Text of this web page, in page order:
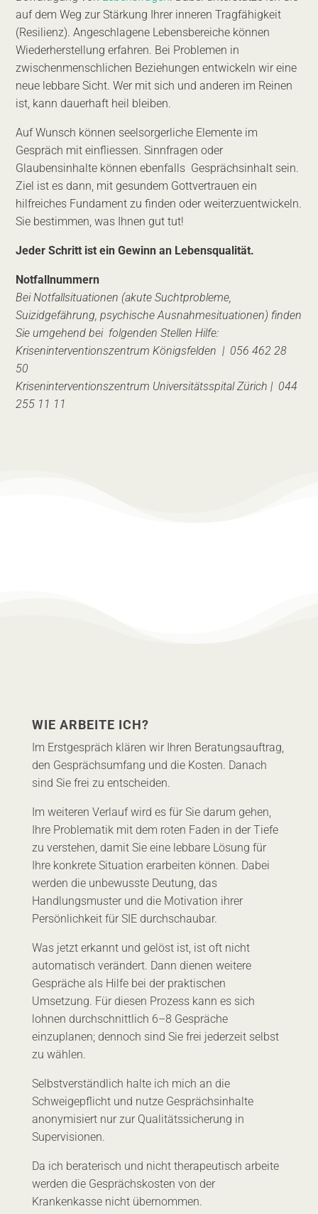
auf dem Weg zur Stärkung Ihrer inneren Tragfähigkeit
(Resilienz). Angeschlagene Lebensbereiche können
Wiederherstellung erfahren. Bei Problemen in
zwischenmenschlichen Beziehungen entwickeln wir eine
neue lebbare Sicht. Wer mit sich und anderen im Reinen
ist, kann dauerhaft heil bleiben.
Auf Wunsch können seelsorgerliche Elemente im
Gespräch mit einfliessen. Sinnfragen oder
Glaubensinhalte können ebenfalls Gesprächsinhalt sein.
Ziel ist es dann, mit gesundem Gottvertrauen ein
hilfreiches Fundament zu finden oder weiterzuentwickeln.
Sie bestimmen, was Ihnen gut tut!
Jeder Schritt ist ein Gewinn an Lebensqualität.
Notfallnummern
Bei Notfallsituationen (akute Suchtprobleme,
Suizidgefährung, psychische Ausnahmesituationen) finden
Sie umgehend bei folgenden Stellen Hilfe:
Kriseninterventionszentrum Königsfelden | 056 462 28
50
Kriseninterventionszentrum Universitätsspital Zürich | 044
255 11 11
WIE ARBEITE ICH?
Im Erstgespräch klären wir Ihren Beratungsauftrag,
den Gesprächsumfang und die Kosten. Danach
sind Sie frei zu entscheiden.
Im weiteren Verlauf wird es für Sie darum gehen,
Ihre Problematik mit dem roten Faden in der Tiefe
zu verstehen, damit Sie eine lebbare Lösung für
Ihre konkrete Situation erarbeiten können. Dabei
werden die unbewusste Deutung, das
Handlungsmuster und die Motivation ihrer
Persönlichkeit für SIE durchschaubar.
Was jetzt erkannt und gelöst ist, ist oft nicht
automatisch verändert. Dann dienen weitere
Gespräche als Hilfe bei der praktischen
Umsetzung. Für diesen Prozess kann es sich
lohnen durchschnittlich 6–8 Gespräche
einzuplanen; dennoch sind Sie frei jederzeit selbst
zu wählen.
Selbstverständlich halte ich mich an die
Schweigepflicht und nutze Gesprächsinhalte
anonymisiert nur zur Qualitätssicherung in
Supervisionen.
Da ich beraterisch und nicht therapeutisch arbeite
werden die Gesprächskosten von der
Krankenkasse nicht übernommen.